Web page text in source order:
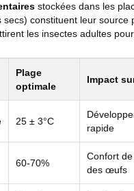
stockées dans les
secs) constituent leur source
les insectes adultes
Plage
optimale
Impact
25 ± 3°C
rapide
60-70%
Confort
des œufs